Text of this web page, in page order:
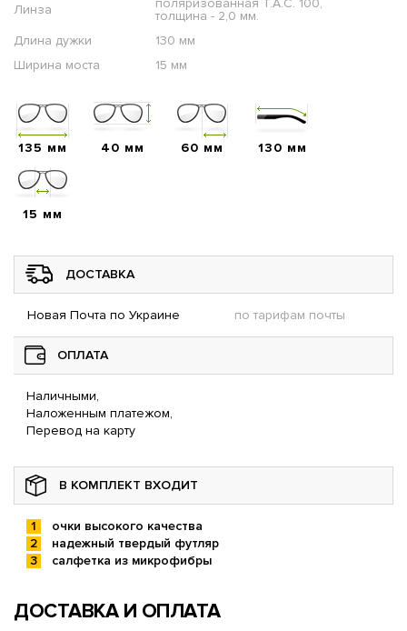
Линза
толщина - 2,0 мм.
Длина дужки
130 мм
Ширина моста
15 мм
135 мм 40 мм 60 мм 130 мм
15 мм
ДОСТАВКА
Новая Почта по Украине по тарифам почты
ОПЛАТА
Наличными,
Наложенным платежом,
Перевод на карту
В КОМПЛЕКТ ВХОДИТ
очки высокого качества
надежный твердый футляр
салфетка из микрофибры
ДОСТАВКА И ОПЛАТА